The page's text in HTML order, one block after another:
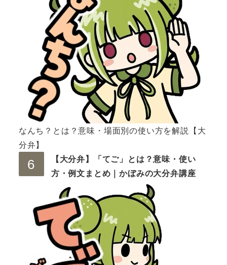
なんち？とは？意味・場面別の使い方を解説【大
分弁】
【大分弁】「てご」とは？意味・使い
方・例文まとめ｜かぼみの大分弁講座